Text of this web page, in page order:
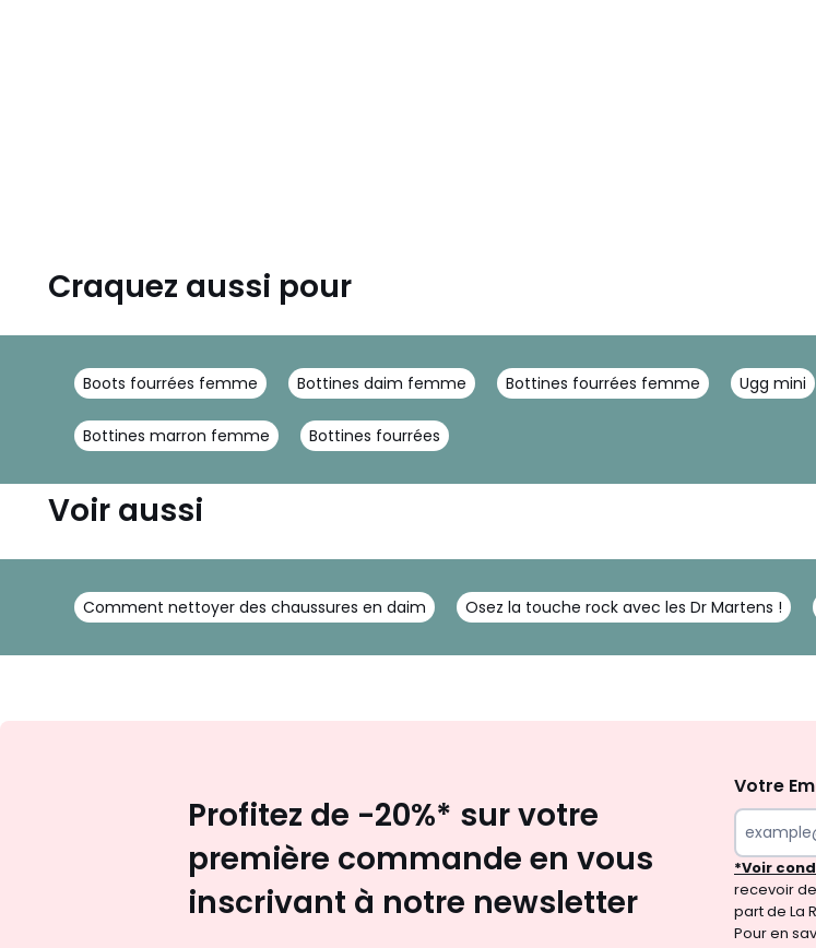
Craquez aussi pour
Boots fourrées femme Bottines daim femme Bottines fourrées femme Ugg mini
Bottines marron femme Bottines fourrées
Voir aussi
Comment nettoyer des chaussures en daim Osez la touche rock avec les Dr Martens !
Profitez de -20%* sur votre
première commande en vous
inscrivant à notre newsletter
Votre
*Voir
recevoir
part de La
Pour en